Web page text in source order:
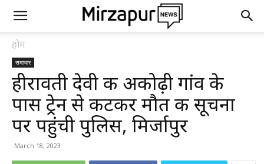
होम
समाचार
हीरावती देवी की अकोढ़ी गांव के
पास ट्रेन से कटकर मौत की सूचना
पर पहुंची पुलिस, मिर्जापुर
March 18, 2023